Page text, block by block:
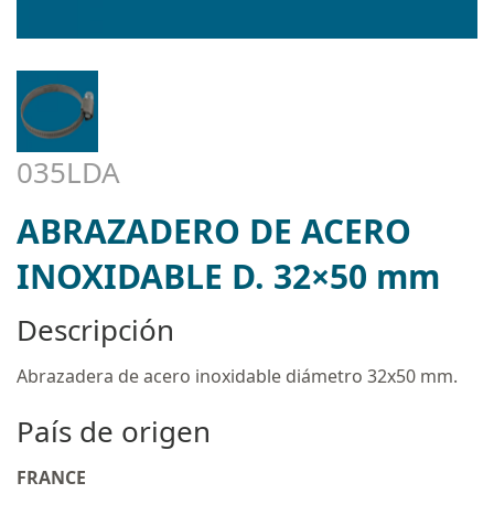
035LDA
ABRAZADERO DE ACERO
INOXIDABLE D. 32×50 mm
Descripción
Abrazadera de acero inoxidable diámetro 32x50 mm.
País de origen
FRANCE